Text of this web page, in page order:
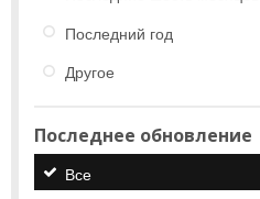
Последний год
Другое
Последнее обновление
Все